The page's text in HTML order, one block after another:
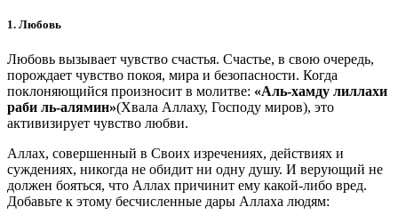
1. Любовь
Любовь вызывает чувство счастья. Счастье, в свою очередь,
порождает чувство покоя, мира и безопасности. Когда
поклоняющийся произносит в молитве: «Аль-хамду лиллахи
раби ль-алямин»(Хвала Аллаху, Господу миров), это
активизирует чувство любви.
Аллах, совершенный в Своих изречениях, действиях и
суждениях, никогда не обидит ни одну душу. И верующий не
должен бояться, что Аллах причинит ему какой-либо вред.
Добавьте к этому бесчисленные дары Аллаха людям: